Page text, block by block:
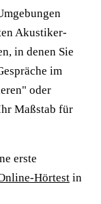
Akustiker-
in denen Sie
im
oder
Maßstab für
erste
Hörtest in